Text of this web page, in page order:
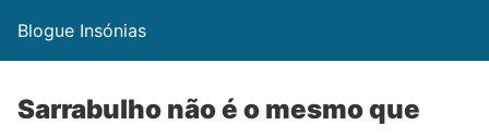
Blogue Insónias
Sarrabulho não é o mesmo que